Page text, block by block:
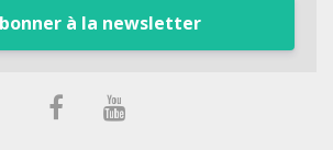
à la newsletter